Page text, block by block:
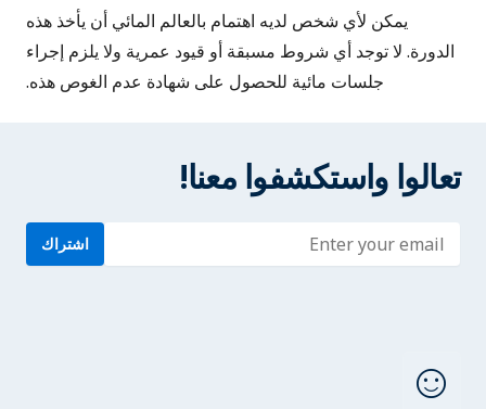
يمكن لأي شخص لديه اهتمام بالعالم المائي أن يأخذ هذه
الدورة. لا توجد أي شروط مسبقة أو قيود عمرية ولا يلزم إجراء
جلسات مائية للحصول على شهادة عدم الغوص هذه.
تعالوا واستكشفوا معنا!
Enter address اشتراك
sentiment_satisfied